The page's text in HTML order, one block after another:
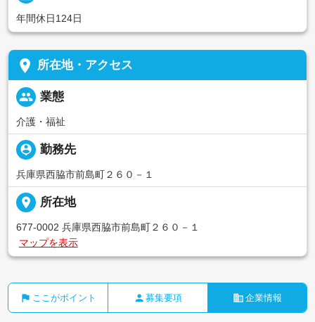
年間休日124日
place 所在地・アクセス
people 業態
介護・福祉
person_pin 勤務先
兵庫県西脇市前島町２６０－１
place 所在地
677-0002 兵庫県西脇市前島町２６０－１
マップを表示
flag ここがポイント person 募集要項 business 企業情報